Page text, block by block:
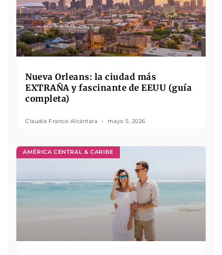
Nueva Orleans: la ciudad más
EXTRAÑA y fascinante de EEUU (guía
completa)
Claudia Franco Alcántara mayo 5, 2026
AMÉRICA CENTRAL & CARIBE